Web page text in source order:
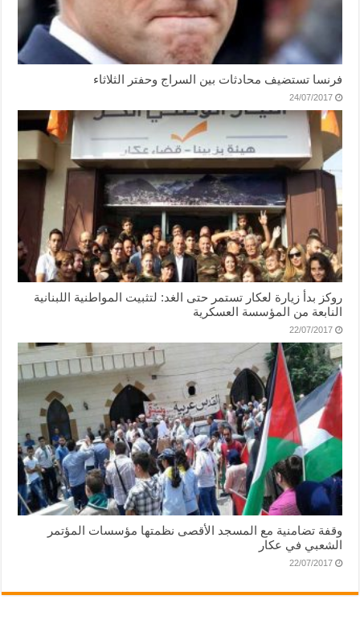
فرنسا تستضيف محادثات بين السراج وحفتر الثلاثاء
24/07/2017
روكز بدأ زيارة لعكار تستمر حتى الغد: لتثبيت المواطنية اللبنانية
النابعة من المؤسسة العسكرية
22/07/2017
وقفة تضامنية مع المسجد الأقصى نظمتها مؤسسات المؤتمر
الشعبي في عكار
22/07/2017